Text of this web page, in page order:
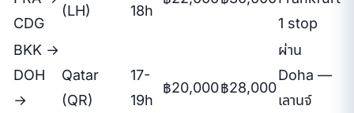
CDG
(LH)
18h
1 stop
BKK →
DOH
→
Qatar
(QR)
17-
19h
฿20,000฿28,000
ผ่าน
Doha —
เลานจ์